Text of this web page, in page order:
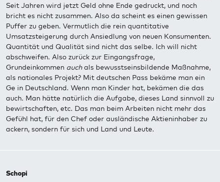
Seit Jahren wird jetzt Geld ohne Ende gedruckt, und noch
bricht es nicht zusammen. Also da scheint es einen gewissen
Puffer zu geben. Vermutlich die rein quantitative
Umsatzsteigerung durch Ansiedlung von neuen Konsumenten.
Quantität und Qualität sind nicht das selbe. Ich will nicht
abschweifen. Also zurück zur Eingangsfrage,
Grundeinkommen auchals bewusstseinsbildende Maßnahme,
als nationales Projekt? Mit deutschen Pass bekäme man ein
Ge in Deutschland. Wenn man Kinder hat, bekämen die das
auch. Man hätte natürlich die Aufgabe, dieses Land sinnvoll zu
bewirtschaften, etc. Das man beim Arbeiten nicht mehr das
Gefühl hat, für den Chef oder ausländische Aktieninhaber zu
ackern, sondern für sich und Land und Leute.
Schopi